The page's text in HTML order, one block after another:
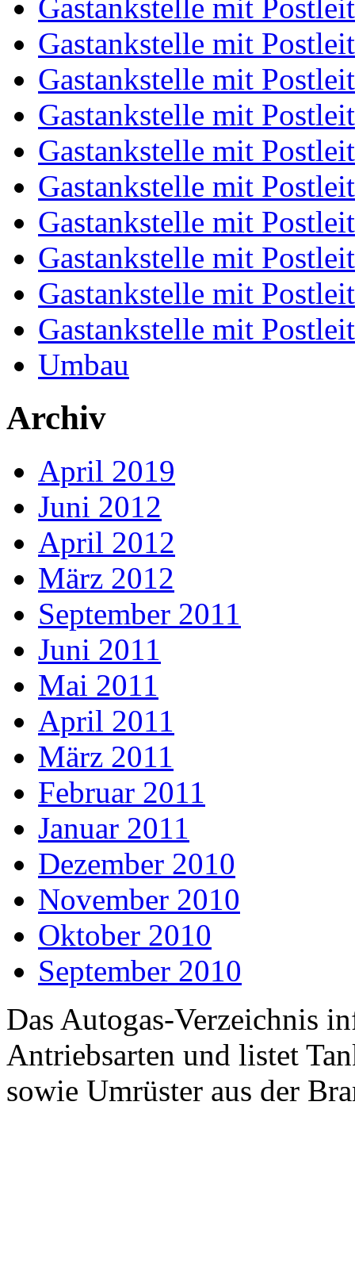
Gastankstelle mit
Gastankstelle mit
Gastankstelle mit
Gastankstelle mit
Gastankstelle mit
Gastankstelle mit
Gastankstelle mit
Gastankstelle mit
Gastankstelle mit
Gastankstelle mit
Umbau
Archiv
April 2019
Juni 2012
April 2012
März 2012
September 2011
Juni 2011
Mai 2011
April 2011
März 2011
Februar 2011
Januar 2011
Dezember 2010
November 2010
Oktober 2010
September 2010
Das Autogas-Verzeichnis
Antriebsarten und listet
sowie Umrüster aus der